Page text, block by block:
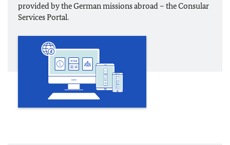
provided by the German missions abroad – the Consular
Services Portal.